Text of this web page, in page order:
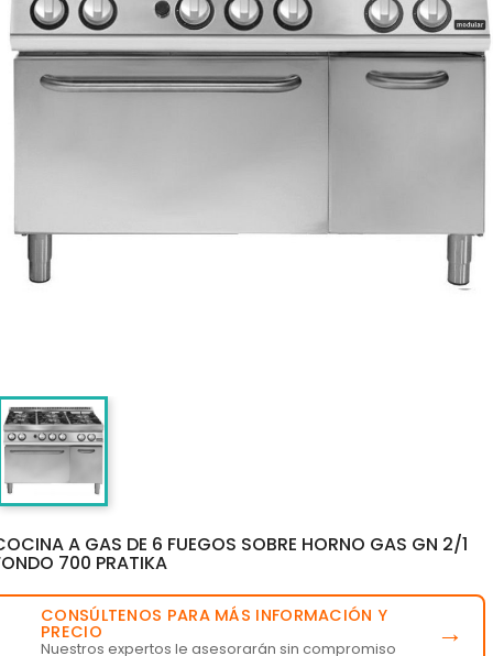
A GAS DE 6 FUEGOS SOBRE HORNO GAS GN 2/1
700 PRATIKA
CONSÚLTENOS PARA MÁS INFORMACIÓN Y
PRECIO
Nuestros expertos le asesorarán sin compromiso →